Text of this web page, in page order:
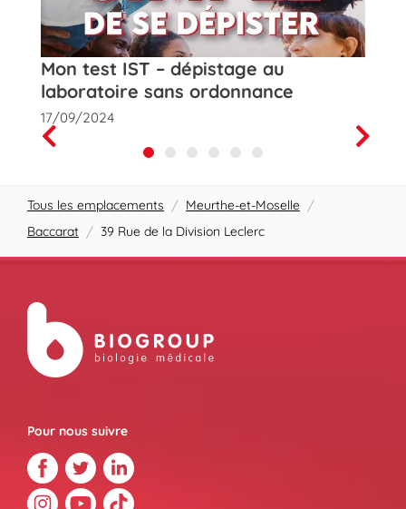
Mon test IST – dépistage au
laboratoire sans ordonnance
17/09/2024
Prev
Next
Tous les emplacements / Meurthe-et-Moselle /
Baccarat / 39 Rue de la Division Leclerc
Pour nous suivre